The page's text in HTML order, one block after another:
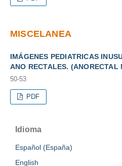
MISCELANEA
IMÁGENES PEDIATRICAS
ANO RECTALES. (ANORECTAL
50-53
PDF
Idioma
Español (España)
English